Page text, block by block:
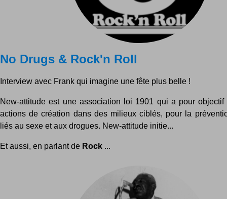
No Drugs & Rock'n Roll
Interview avec Frank qui imagine une fête plus belle !
New-attitude est une association loi 1901 qui a pour
actions de création dans des milieux ciblés, pour la
liés au sexe et aux drogues. New-attitude initie...
Et aussi, en parlant de Rock ...